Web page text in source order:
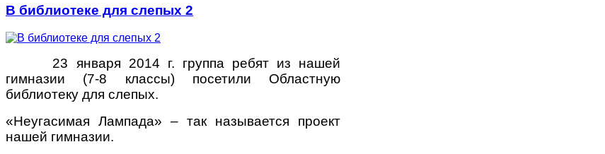
В библиотеке для слепых 2
23 января 2014 г. группа ребят из нашей
гимназии (7-8 классы) посетили Областную
библиотеку для слепых.
«Неугасимая Лампада» – так называется проект
нашей гимназии.